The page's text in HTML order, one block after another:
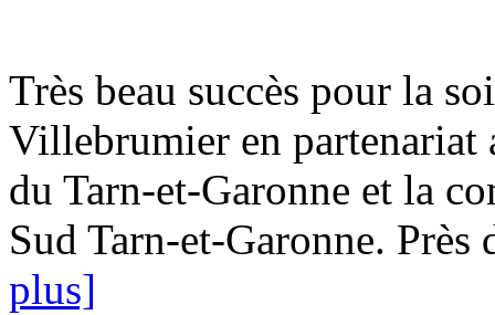
Très beau succès pour la
Villebrumier en partenariat
du Tarn-et-Garonne et la
Sud Tarn-et-Garonne. Près
plus]